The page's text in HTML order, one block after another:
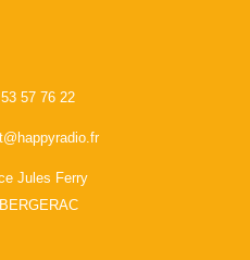
57 76 22
Jules Ferry